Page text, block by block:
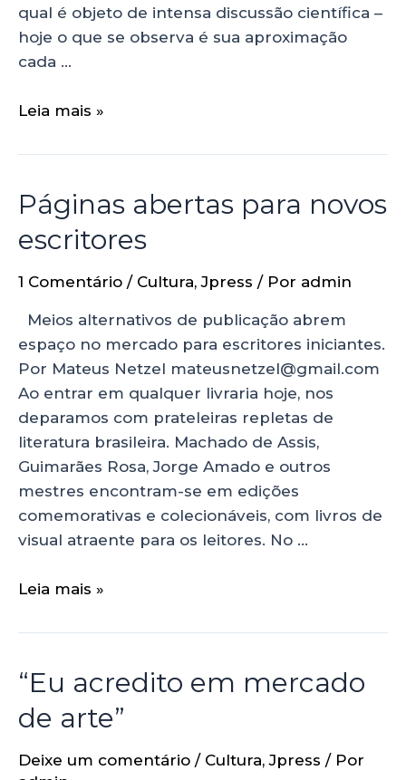
qual é objeto de intensa discussão científica –
hoje o que se observa é sua aproximação
cada …
Leia mais »
Páginas abertas para novos
escritores
1 Comentário / Cultura,Jpress / Por admin
Meios alternativos de publicação abrem
espaço no mercado para escritores iniciantes.
Por Mateus Netzel mateusnetzel@gmail.com
Ao entrar em qualquer livraria hoje, nos
deparamos com prateleiras repletas de
literatura brasileira. Machado de Assis,
Guimarães Rosa, Jorge Amado e outros
mestres encontram-se em edições
comemorativas e colecionáveis, com livros de
visual atraente para os leitores. No …
Leia mais »
“Eu acredito em mercado
de arte”
Deixe um comentário / Cultura,Jpress / Por